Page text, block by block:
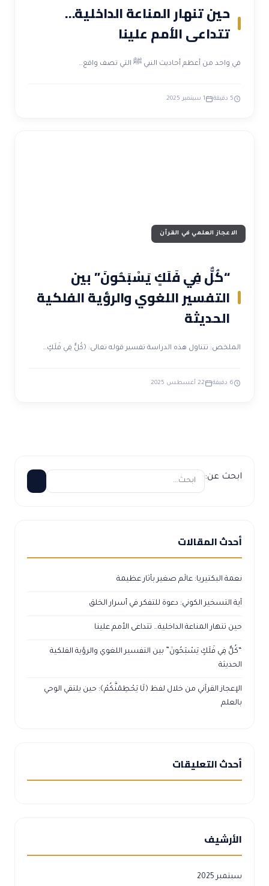
حين تنهار المناعة الداخلية…
تتداعى الأمم علينا
في واحد من أعظم أحاديث النبي ﷺ التي تصف واقع…
5 دقيقة 1 سبتمبر 2025
الاعجاز العلمي في القرآن
“كُلٌّ فِي فَلَكٍ يَسْبَحُونَ” بين
التفسير اللغوي والرؤية الفلكية
الحديثة
الملخص: تتناول هذه الدراسة تفسير قوله تعالى: ﴿كُلٌّ فِي فَلَكٍ…
6 دقيقة 22 أغسطس 2025
ابحث عن:
أحدث المقالات
نعمة البكتيريا: عالَم صغير بآثار عظيمة
آية التسخير الكوني: دعوة للتفكر في أسرار الخلق
حين تنهار المناعة الداخلية… تتداعى الأمم علينا
“كُلٌّ فِي فَلَكٍ يَسْبَحُونَ” بين التفسير اللغوي والرؤية الفلكية
الحديثة
الإعجاز القرآني من خلال لفظ ﴿لَا يَحْطِمَنَّكُمْ﴾: حين يلتقي الوحي
بالعلم
أحدث التعليقات
الأرشيف
سبتمبر 2025